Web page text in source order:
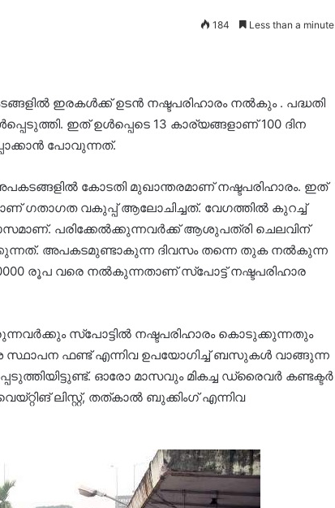
184 Less than a minute
ഇരകള്‍ക്ക് ഉടൻ നഷ്ടപരിഹാരം നല്‍കും . പദ്ധതി
ഇത് ഉള്‍പ്പെടെ 13 കാര്യങ്ങളാണ് 100 ദിന
പോവുന്നത്.
കോടതി മുഖാന്തരമാണ് നഷ്ടപരിഹാരം. ഇത്
ഗതാഗത വകുപ്പ് ആലോചിച്ചത്. വേഗത്തില്‍ കുറച്ച്
പരിക്കേല്‍ക്കുന്നവര്‍ക്ക് ആശുപത്രി ചെലവിന്
അപകടമുണ്ടാകുന്ന ദിവസം തന്നെ തുക നല്‍കുന്ന
രൂപ വരെ നല്‍കുന്നതാണ് സ്പോട്ട് നഷ്ടപരിഹാര
സ്പോട്ടില്‍ നഷ്ടപരിഹാരം കൊടുക്കുന്നതും
ഫണ്ട് എന്നിവ ഉപയോഗിച്ച് ബസുകള്‍ വാങ്ങുന്ന
ഓരോ മാസവും മികച്ച ഡ്രൈവര്‍ കണ്ടക്ടര്‍
ലിസ്റ്റ്, തത്കാല്‍ ബുക്കിംഗ് എന്നിവ